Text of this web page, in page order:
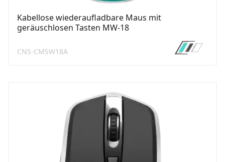
Kabellose wiederaufladbare Maus mit
geräuschlosen Tasten MW-18
CNS-CMSW18A